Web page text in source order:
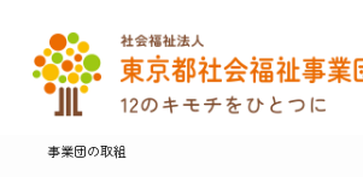
事業団の取組